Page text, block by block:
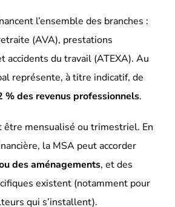
l’ensemble des branches :
(AVA), prestations
accidents du travail (ATEXA). Au
représente, à titre indicatif, de
% des revenus professionnels.
être mensualisé ou trimestriel. En
la MSA peut accorder
des aménagements, et des
existent (notamment pour
qui s’installent).